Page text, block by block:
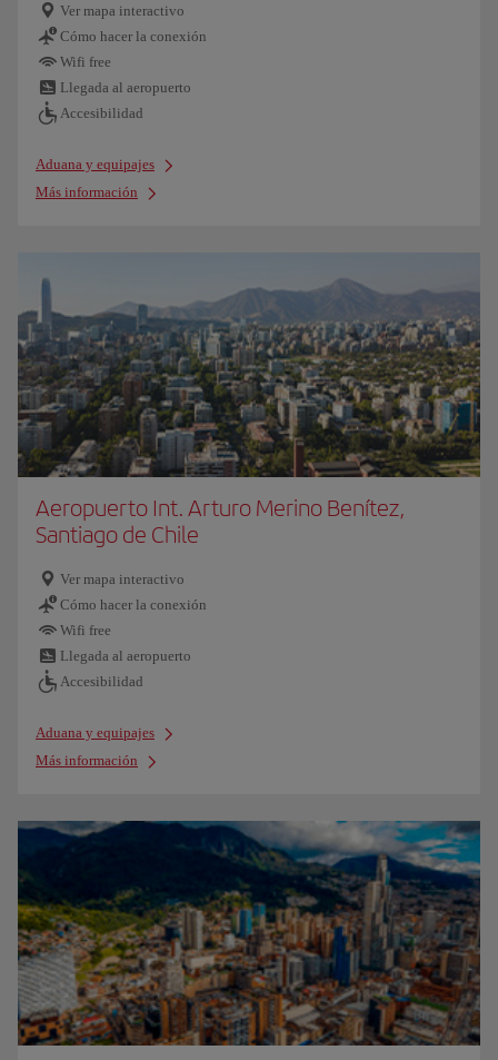
Ver mapa interactivo
Cómo hacer la conexión
Wifi free
Llegada al aeropuerto
Accesibilidad
Aduana y equipajes
Más información
Aeropuerto Int. Arturo Merino Benítez,
Santiago de Chile
Ver mapa interactivo
Cómo hacer la conexión
Wifi free
Llegada al aeropuerto
Accesibilidad
Aduana y equipajes
Más información